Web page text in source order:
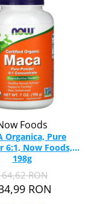
Foods
Organica, Pure
6:1, Now Foods,
198g
RON
RON